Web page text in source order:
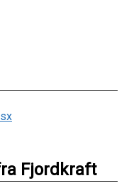
Fjordkraft